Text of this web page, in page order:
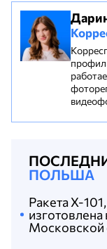
ПОЛЬША
Ракета Х-
изготовлена
Московской